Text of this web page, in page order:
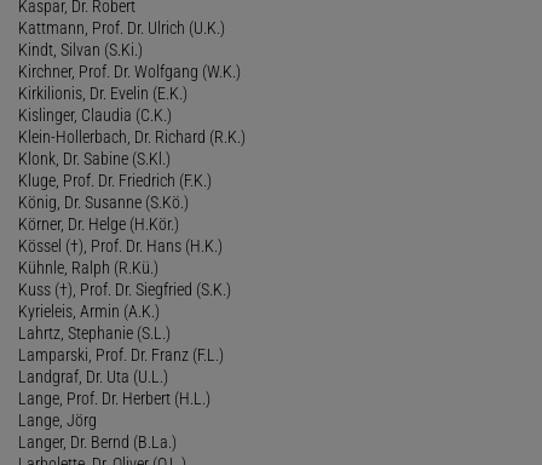
Kaspar, Dr. Robert
Kattmann, Prof. Dr. Ulrich (U.K.)
Kindt, Silvan (S.Ki.)
Kirchner, Prof. Dr. Wolfgang (W.K.)
Kirkilionis, Dr. Evelin (E.K.)
Kislinger, Claudia (C.K.)
Klein-Hollerbach, Dr. Richard (R.K.)
Klonk, Dr. Sabine (S.Kl.)
Kluge, Prof. Dr. Friedrich (F.K.)
König, Dr. Susanne (S.Kö.)
Körner, Dr. Helge (H.Kör.)
Kössel (†), Prof. Dr. Hans (H.K.)
Kühnle, Ralph (R.Kü.)
Kuss (†), Prof. Dr. Siegfried (S.K.)
Kyrieleis, Armin (A.K.)
Lahrtz, Stephanie (S.L.)
Lamparski, Prof. Dr. Franz (F.L.)
Landgraf, Dr. Uta (U.L.)
Lange, Prof. Dr. Herbert (H.L.)
Lange, Jörg
Langer, Dr. Bernd (B.La.)